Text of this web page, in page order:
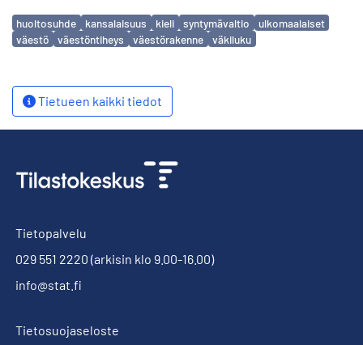
Avainsanat
huoltosuhde kansalaisuus kieli syntymävaltio
ulkomaalaiset
väestö
väestöntiheys väestörakenne väkiluku
Tietueen kaikki tiedot
Tietopalvelu
029 551 2220 (arkisin klo 9.00-16.00)
info@stat.fi
Tietosuojaseloste